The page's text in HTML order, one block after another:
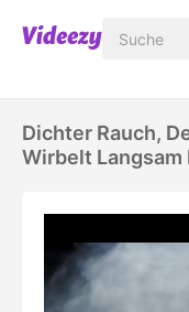
Dichter Rauch,
Wirbelt Langsam